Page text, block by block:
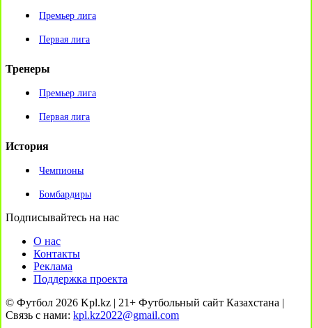
Премьер лига
Первая лига
Тренеры
Премьер лига
Первая лига
История
Чемпионы
Бомбардиры
Подписывайтесь на нас
О нас
Контакты
Реклама
Поддержка проекта
© Футбол 2026 Kpl.kz | 21+ Футбольный сайт Казахстана |
Связь с нами: kpl.kz2022@gmail.com